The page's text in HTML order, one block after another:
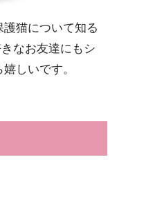
猫について知る
なお友達にもシ
しいです。